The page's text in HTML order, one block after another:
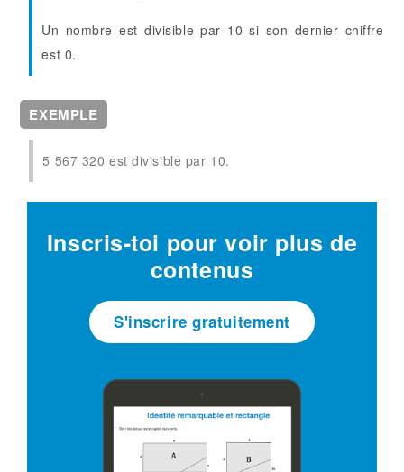
Un nombre est divisible par 10 si son dernier chiffre
est 0.
EXEMPLE
5 567 320 est divisible par 10.
Inscris-toi pour voir plus de
contenus
S'inscrire gratuitement